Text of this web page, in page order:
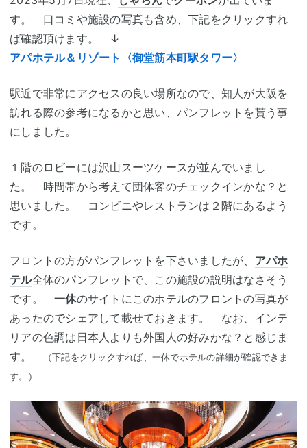
す。 口コミや施設の写真も含め、下記をクリックすれ
ば確認頂けます。 ↓
アパホテル＆リゾート〈御堂筋本町駅タワー〉
駅近で非常にアクセスの良い場所なので、知人が大阪を
訪れる際の参考になるかと思い、パンフレットを貰う事
にしました。
１階のロビーには沢山スーツケースが並んでいまし
た。 時間帯から考えて団体客のチェックインかな？と
思いました。 コンビニやレストランは２階にあるよう
です。
フロントの方がパンフレットを下さいましたが、 アパホ
テル全体のパンフレットで、この施設の説明はなさそう
です。 一休のサイトにこのホテルのフロントの写真が
あったのでシェアして載せておきます。 なお、インテ
リアの色調は日本人よりも外国人の好みかな？と感じま
す。
（下記をクリックすれば、一休でホテルの詳細が確認できま
す。）